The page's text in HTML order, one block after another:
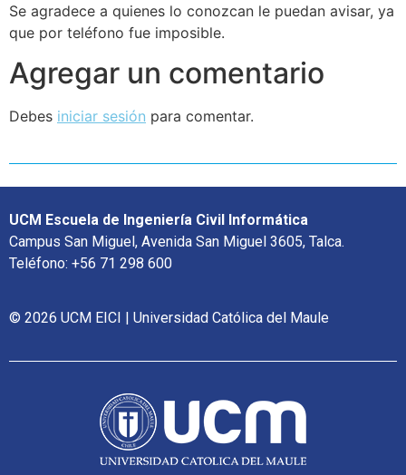
Se agradece a quienes lo conozcan le puedan avisar, ya
que por teléfono fue imposible.
Agregar un comentario
Debes iniciar sesión para comentar.
UCM Escuela de Ingeniería Civil Informática
Campus San Miguel, Avenida San Miguel 3605, Talca.
Teléfono: +56 71 298 600
© 2026 UCM EICI | Universidad Católica del Maule